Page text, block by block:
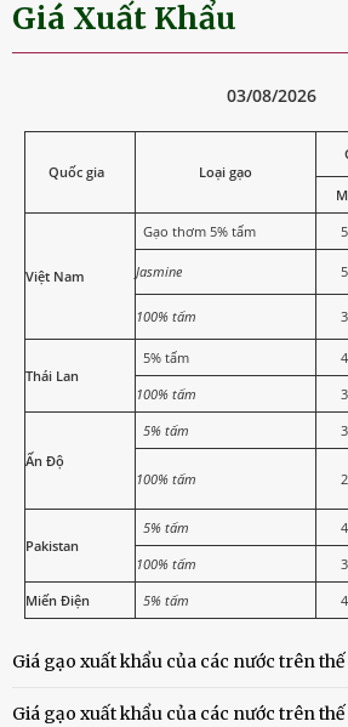
Giá Xuất Khẩu
03/08/2026
Quốc gia Loại gạo
Việt Nam
Gạo thơm 5% tấm
Jasmine
100% tấm
Thái Lan
5% tấm
100% tấm
Ấn Độ
5% tấm
100% tấm
Pakistan
5% tấm
100% tấm
Miến Điện
5% tấm
Giá gạo xuất khẩu của các nước trên
Giá gạo xuất khẩu của các nước trên